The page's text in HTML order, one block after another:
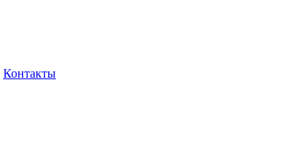
Контакты